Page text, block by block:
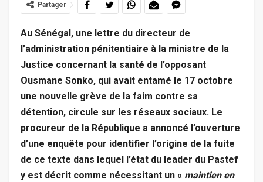
Partager
Au Sénégal, une lettre du directeur de
l’administration pénitentiaire à la ministre de la
Justice concernant la santé de l’opposant
Ousmane Sonko, qui avait entamé le 17 octobre
une nouvelle grève de la faim contre sa
détention, circule sur les réseaux sociaux. Le
procureur de la République a annoncé l’ouverture
d’une enquête pour identifier l’origine de la fuite
de ce texte dans lequel l’état du leader du Pastef
y est décrit comme nécessitant un « maintien en